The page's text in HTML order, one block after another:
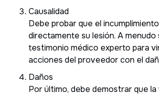
Causalidad
Debe probar que el
directamente su lesión. A menudo
testimonio médico experto para
acciones del proveedor con el
Daños
Por último, debe demostrar que la